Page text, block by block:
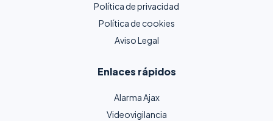
Política de privacidad
Política de cookies
Aviso Legal
Enlaces rápidos
Alarma Ajax
Videovigilancia